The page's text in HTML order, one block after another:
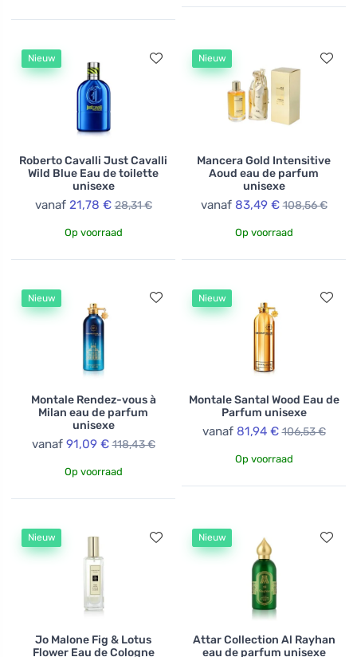
Nieuw
Roberto Cavalli Just Cavalli
Wild Blue Eau de toilette
unisexe
vanaf 21,78 € 28,31 €
Op voorraad
Nieuw
Mancera Gold Intensitive
Aoud eau de parfum
unisexe
vanaf 83,49 € 108,56 €
Op voorraad
Nieuw
Montale Rendez-vous à
Milan eau de parfum
unisexe
vanaf 91,09 € 118,43 €
Op voorraad
Nieuw
Montale Santal Wood Eau de
Parfum unisexe
vanaf 81,94 € 106,53 €
Op voorraad
Nieuw
Jo Malone Fig & Lotus
Flower Eau de Cologne
Nieuw
Attar Collection Al Rayhan
eau de parfum unisexe